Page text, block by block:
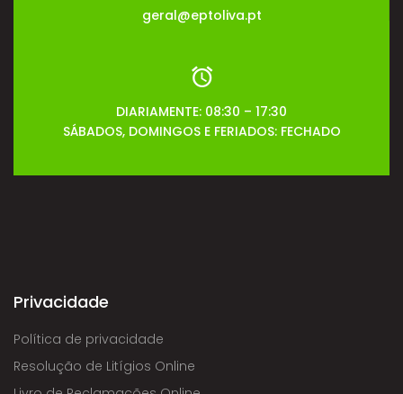
geral@eptoliva.pt
DIARIAMENTE: 08:30 – 17:30
SÁBADOS, DOMINGOS E FERIADOS: FECHADO
Privacidade
Política de privacidade
Resolução de Litígios Online